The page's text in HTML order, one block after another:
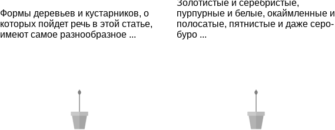
Формы деревьев и кустарников, о
которых пойдет речь в этой статье,
имеют самое разнообразное ...
Золотистые и серебристые,
пурпурные и белые, окаймленные и
полосатые, пятнистые и даже серо-
буро ...